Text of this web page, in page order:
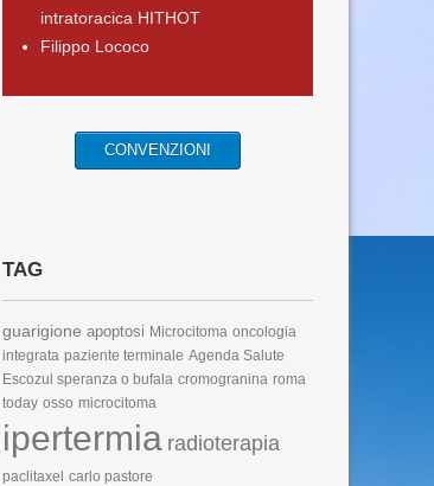
intratoracica HITHOT
Filippo Lococo
CONVENZIONI
TAG
guarigione apoptosi Microcitoma oncologia
integrata paziente terminale Agenda Salute
Escozul speranza o bufala cromogranina roma
today osso microcitoma
ipertermia radioterapia
paclitaxel carlo pastore